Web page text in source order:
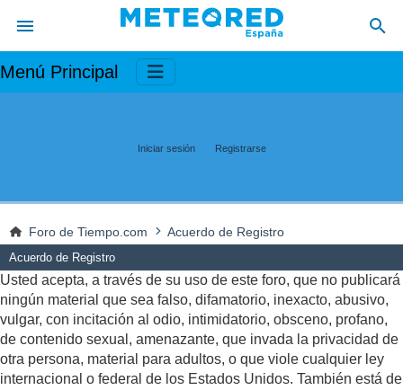
Menú Principal
Iniciar sesión Registrarse
Foro de Tiempo.com Acuerdo de Registro
Acuerdo de Registro
Usted acepta, a través de su uso de este foro, que no publicará
ningún material que sea falso, difamatorio, inexacto, abusivo,
vulgar, con incitación al odio, intimidatorio, obsceno, profano,
de contenido sexual, amenazante, que invada la privacidad de
otra persona, material para adultos, o que viole cualquier ley
internacional o federal de los Estados Unidos. También está de